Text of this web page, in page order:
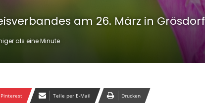
am 26. März in Grösdorf
als eine Minute
Pinterest Teile per E-Mail Drucken